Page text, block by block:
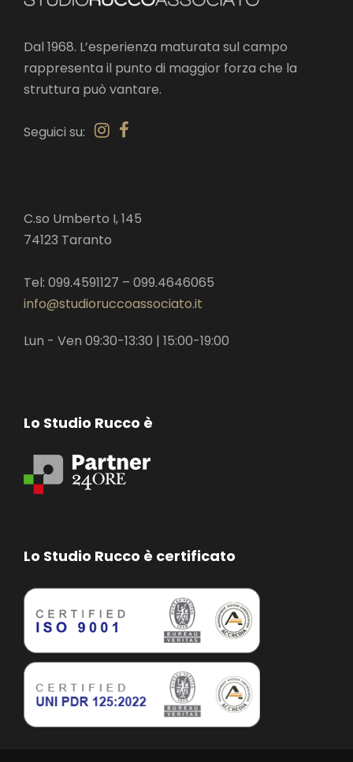
Dal 1968. L’esperienza maturata sul campo
rappresenta il punto di maggior forza che la
struttura può vantare.
Seguici su:
C.so Umberto I, 145
74123 Taranto
Tel: 099.4591127 – 099.4646065
info@studioruccoassociato.it
Lun - Ven 09:30-13:30 | 15:00-19:00
Lo Studio Rucco è
Lo Studio Rucco è certificato